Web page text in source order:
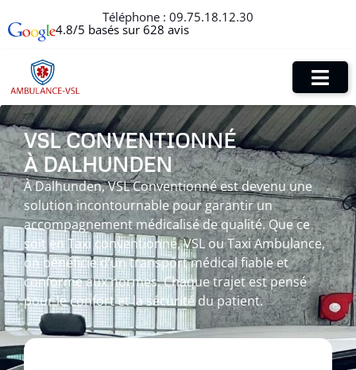
Téléphone : 09.75.18.12.30
4.8/5 basés sur 628 avis
VSL CONVENTIONNÉ
À DALHUNDEN
À Dalhunden, VSL Conventionné est devenu une
solution incontournable pour garantir un
accompagnement médicalisé de qualité. Que ce
soit en Taxi conventionné, VSL ou Taxi Ambulance,
on bénéficie d’un transport médical fiable et
conforme aux normes. Chaque trajet est pensé
pour le confort et la sécurité du patient.